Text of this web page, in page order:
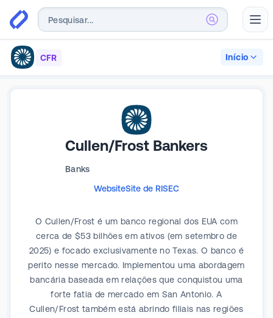
CFR Início
Cullen/Frost Bankers
Banks
WebsiteSite de RISEC
O Cullen/Frost é um banco regional dos EUA com
cerca de $53 bilhões em ativos (em setembro de
2025) e focado exclusivamente no Texas. O banco é
perito nesse mercado. Implementou uma abordagem
bancária baseada em relações que conquistou uma
forte fatia de mercado em San Antonio. A
Cullen/Frost também está abrindo filiais nas regiões